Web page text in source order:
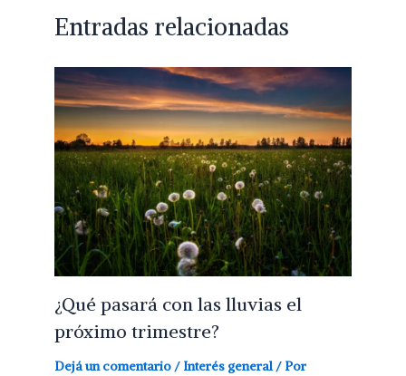
Entradas relacionadas
¿Qué pasará con las lluvias el
próximo trimestre?
Dejá un comentario / Interés general/ Por